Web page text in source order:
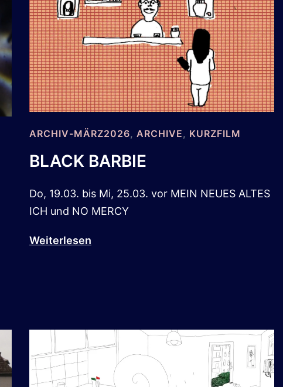
ARCHIV-MÄRZ2026, ARCHIVE, KURZFILM
BLACK BARBIE
Do, 19.03. bis Mi, 25.03. vor MEIN NEUES ALTES
ICH und NO MERCY
Weiterlesen